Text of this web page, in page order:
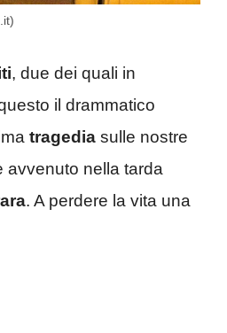
, due dei quali in
il drammatico
tragedia sulle nostre
avvenuto nella tarda
. A perdere la vita una